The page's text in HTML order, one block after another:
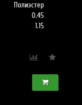
Полиэстер
0.45
1.15